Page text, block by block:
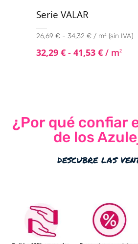
Serie VALAR
26,69 € - 34,32 € / m² (sin IVA)
32,29 € - 41,53 € / m2
¿Por qué confiar
de los
descubre las